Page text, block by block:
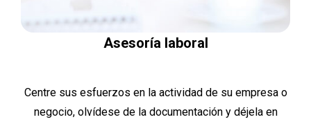
Asesoría laboral
Centre sus esfuerzos en la actividad de su empresa o
negocio, olvídese de la documentación y déjela en